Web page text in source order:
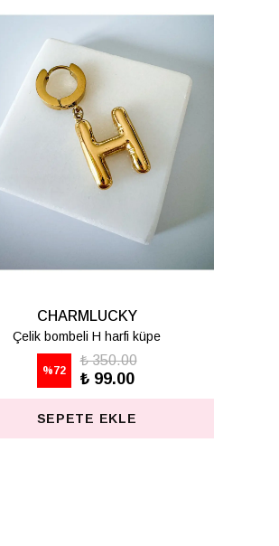
CHARMLUCKY
Çelik bombeli S harfi küpe
72
₺ 350.00
₺ 99.00
SEPETE EKLE